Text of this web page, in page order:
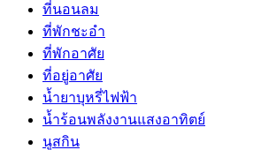
ที่นอนลม
ที่พักชะอำ
ที่พักอาศัย
ที่อยู่อาศัย
น้ำยาบุหรี่ไฟฟ้า
น้ำร้อนพลังงานแสงอาทิตย์
นูสกิน